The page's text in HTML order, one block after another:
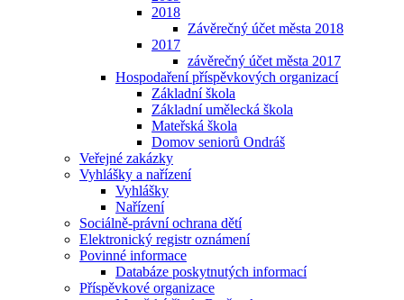
2018
Závěrečný účet města 2018
2017
závěrečný účet města 2017
Hospodaření příspěvkových organizací
Základní škola
Základní umělecká škola
Mateřská škola
Domov seniorů Ondráš
Veřejné zakázky
Vyhlášky a nařízení
Vyhlášky
Nařízení
Sociálně-právní ochrana dětí
Elektronický registr oznámení
Povinné informace
Databáze poskytnutých informací
Příspěvkové organizace